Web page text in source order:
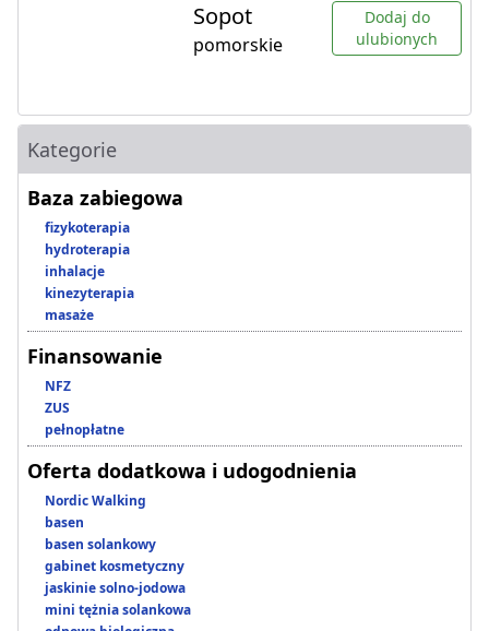
Sopot
pomorskie
Dodaj do
ulubionych
Kategorie
Baza zabiegowa
fizykoterapia
hydroterapia
inhalacje
kinezyterapia
masaże
Finansowanie
NFZ
ZUS
pełnopłatne
Oferta dodatkowa i udogodnienia
Nordic Walking
basen
basen solankowy
gabinet kosmetyczny
jaskinie solno-jodowa
mini tężnia solankowa